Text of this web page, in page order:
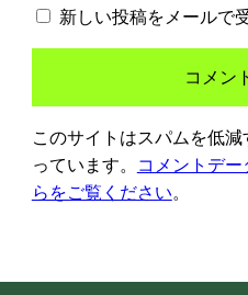
新しい投稿をメールで
このサイトはスパムを低
っています。
コメントデ
らをご覧ください。